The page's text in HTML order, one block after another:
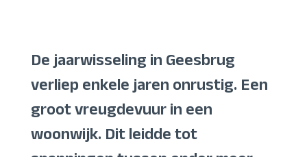
De jaarwisseling in Geesbrug
verliep enkele jaren onrustig. Een
groot vreugdevuur in een
woonwijk. Dit leidde tot